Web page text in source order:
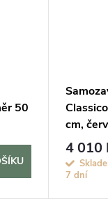
50
cm,
4 010
7 dní